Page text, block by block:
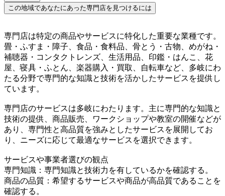
この地域であなたにあった専門店を見つけるには
専門店は特定の商品やサービスに特化した重要な業種です。
畳・ふすま・障子、食品・食料品、骨とう・古物、めがね・
補聴器・コンタクトレンズ、生活用品、印鑑・はんこ、花
屋、寝具・ふとん、楽器購入・買取、自転車など、多岐にわ
たる分野で専門的な知識と技術を活かしたサービスを提供し
ています。
専門店のサービスは多岐にわたります。主に専門的な知識と
技術の提供、商品販売、ワークショップや教室の開催などが
あり、専門性と高品質を強みとしたサービスを展開してお
り、ニーズに応じて最適なサービスを選択できます。
サービスや事業者選びの観点
専門知識：専門知識と技術力を有しているかを確認する。
商品の品質：希望するサービスや商品が高品質であることを
確認する。